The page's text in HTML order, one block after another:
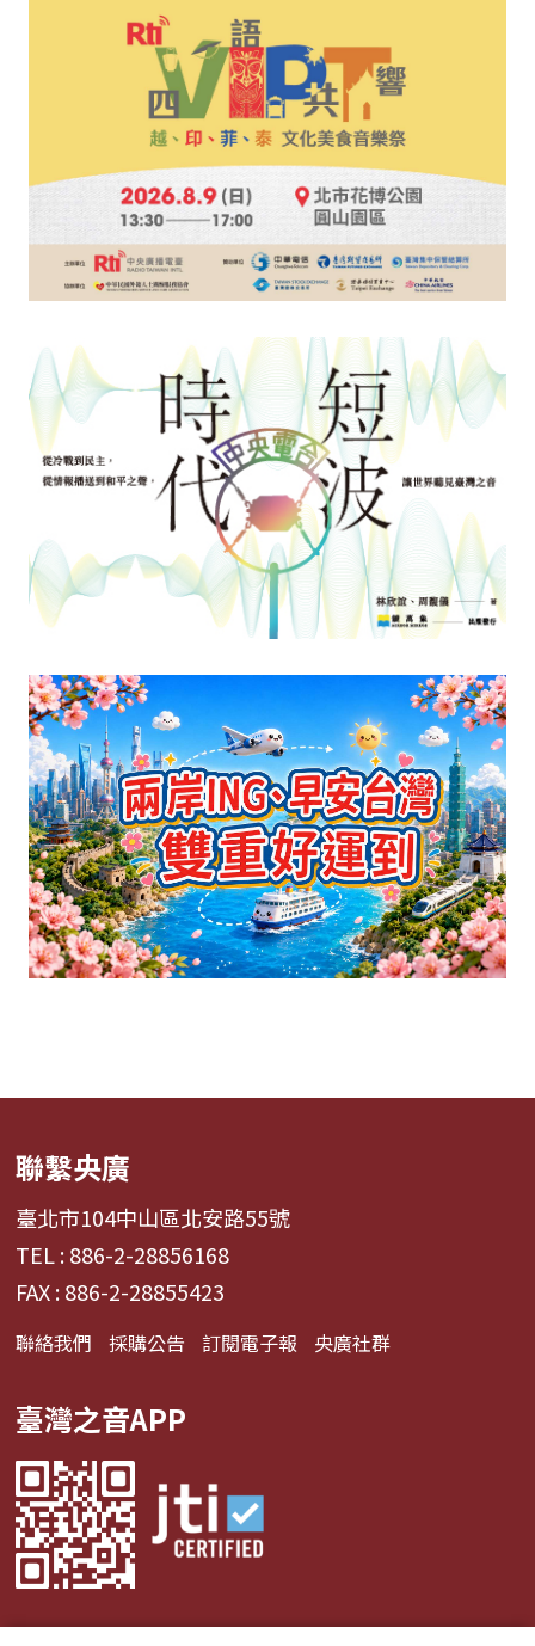
聯繫央廣
臺北市104中山區北安路55號
TEL : 886-2-28856168
FAX : 886-2-28855423
聯絡我們 採購公告 訂閱電子報 央廣社群
臺灣之音APP